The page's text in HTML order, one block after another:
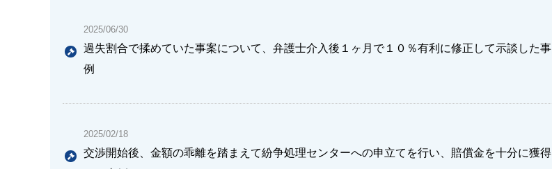
2025/06/30
過失割合で揉めていた事案について、弁護士介入後１ヶ月で１０％有利に修正して示談した事
例
2025/02/18
交渉開始後、金額の乖離を踏まえて紛争処理センターへの申立てを行い、賠償金を十分に獲得